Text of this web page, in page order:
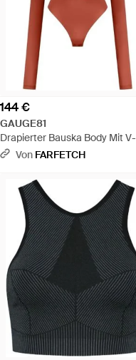
144 €
GAUGE81
Drapierter Bauska Body Mit V-
Ausschnitt - Rot
Von FARFETCH